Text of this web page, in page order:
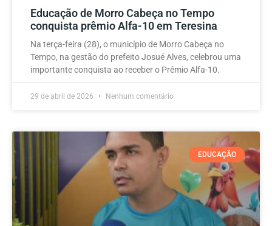
Educação de Morro Cabeça no Tempo
conquista prêmio Alfa-10 em Teresina
Na terça-feira (28), o município de Morro Cabeça no
Tempo, na gestão do prefeito Josué Alves, celebrou uma
importante conquista ao receber o Prêmio Alfa-10.
29 de abril de 2026 Nenhum comentário
EDUCAÇÃO